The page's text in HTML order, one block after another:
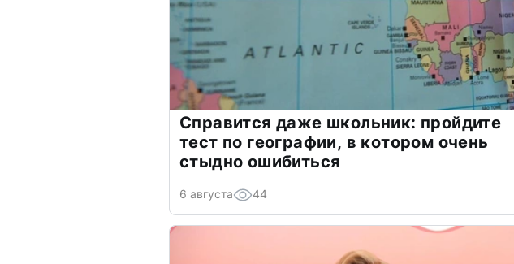
Справится даже школьник: пройдите
тест по географии, в котором очень
стыдно ошибиться
6 августа 44